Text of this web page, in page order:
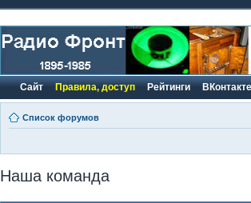
Сайт Правила, доступ Рейтинги ВКонтакте
Список форумов
Наша команда